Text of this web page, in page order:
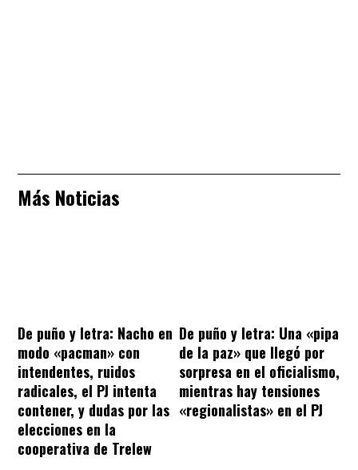
Más Noticias
De puño y letra: Nacho en
modo «pacman» con
intendentes, ruidos
radicales, el PJ intenta
contener, y dudas por las
elecciones en la
cooperativa de Trelew
De puño y letra: Una «pipa
de la paz» que llegó por
sorpresa en el oficialismo,
mientras hay tensiones
«regionalistas» en el PJ